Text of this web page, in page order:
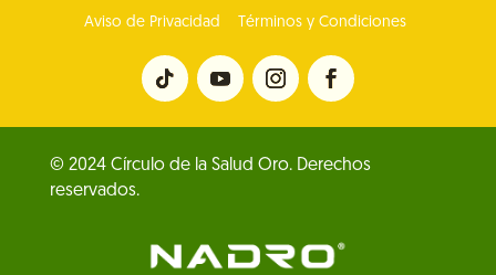
Aviso de Privacidad Términos y Condiciones
© 2024 Círculo de la Salud Oro. Derechos
reservados.